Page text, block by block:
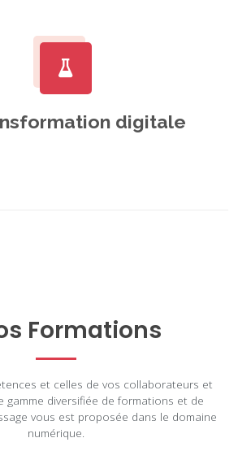
digitale
Formations
et celles de vos collaborateurs et
gamme diversifiée de formations et de
vous est proposée dans le domaine
numérique.